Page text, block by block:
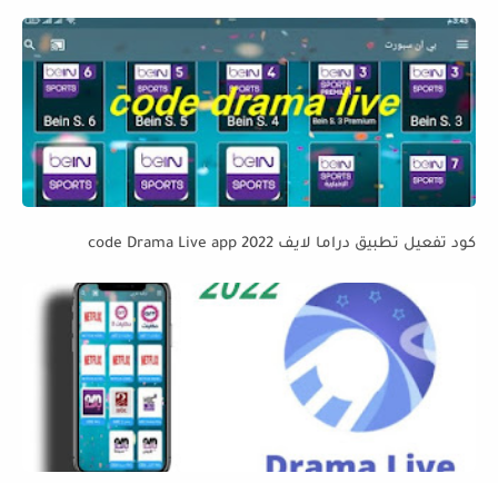
كود تفعيل تطبيق دراما لايف code Drama Live app 2022